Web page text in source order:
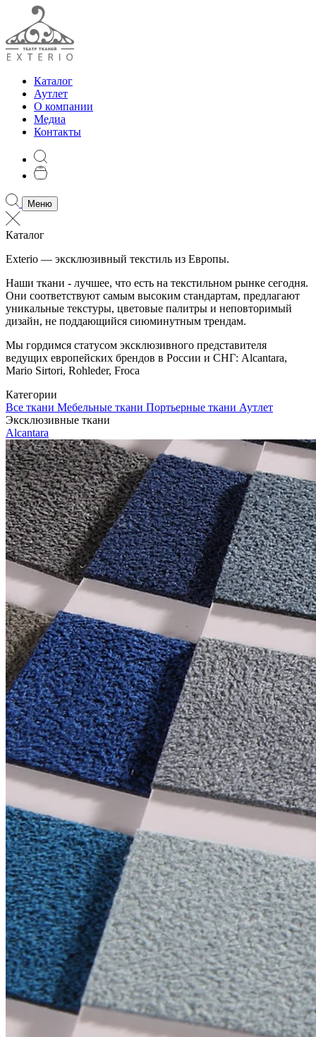
Каталог
Аутлет
О компании
Медиа
Контакты
Меню
Каталог
Exterio — эксклюзивный текстиль из Европы.
Наши ткани - лучшее, что есть на текстильном рынке сегодня.
Они соответствуют самым высоким стандартам, предлагают
уникальные текстуры, цветовые палитры и неповторимый
дизайн, не поддающийся сиюминутным трендам.
Мы гордимся статусом эксклюзивного представителя
ведущих европейских брендов в России и СНГ: Alcantara,
Mario Sirtori, Rohleder, Froca
Категории
Все ткани Мебельные ткани Портьерные ткани Аутлет
Эксклюзивные ткани
Alcantara